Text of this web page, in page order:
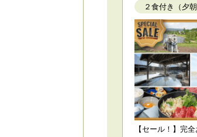
２食付き（夕朝
【セール！】完